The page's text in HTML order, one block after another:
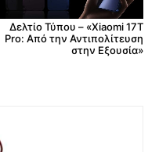
Δελτίο Τύπου – «Xiaomi 17T
Pro: Από την Αντιπολίτευση
στην Εξουσία»